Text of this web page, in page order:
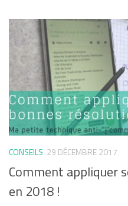
CONSEILS 29 DÉCEMBRE 2017
Comment appliquer
en 2018 !